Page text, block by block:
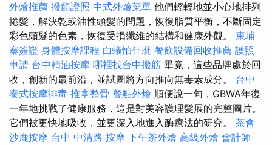
外燴推薦 撥筋證照 中式外燴菜單 他們輕輕地並小心地排列
捲髮，解決乾或油性頭髮的問題，恢復脂質平衡，不斷固定
彩色頭髮的色素，恢復受損纖維的結構和健康外觀。 柬埔
寨簽證 身體按摩課程 白蟻怕什麼 餐飲設備回收推薦 護照
申請 台中精油按摩 哪裡找台中撥筋 畢竟，這些品牌處於回
收，創新的最前沿，並試圖將方向推向無毒素成分。 台中
泰式按摩排毒 推拿整骨 餐點外燴 順便說一句，GBWA年復
一年地挑戰了健康服務，這是對美容護理髮展的完整圖片。
它們被更快地吸收，並更深入地進入酶療法的研究。 茶會
沙鹿按摩 台中 中清路 按摩 下午茶外燴 高級外燴 會計師